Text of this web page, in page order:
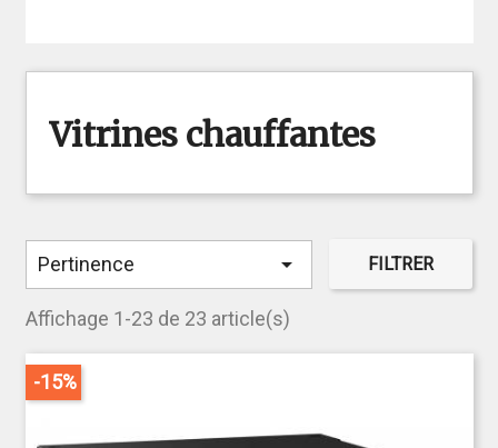
Vitrines chauffantes
Pertinence  FILTRER
Affichage 1-23 de 23 article(s)
-15%